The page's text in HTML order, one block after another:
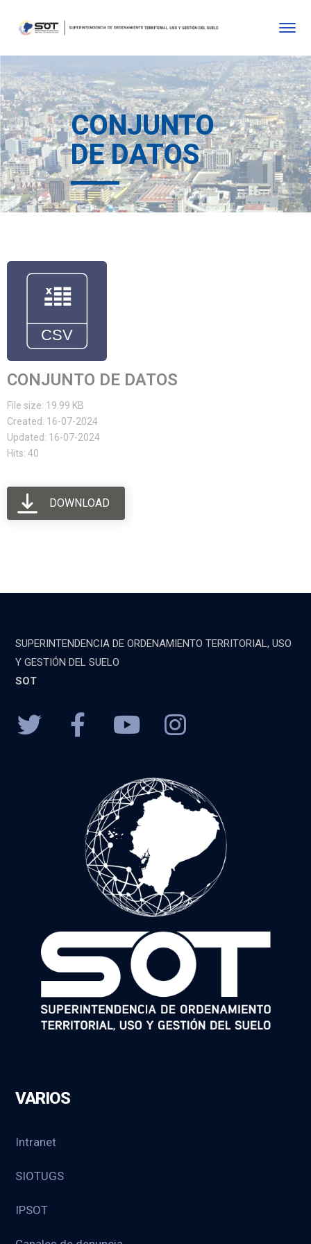
CONJUNTO
DE DATOS
CONJUNTO DE DATOS
File size: 19.99 KB
Created: 16-07-2024
Updated: 16-07-2024
Hits: 40
DOWNLOAD
SUPERINTENDENCIA DE ORDENAMIENTO TERRITORIAL, USO
Y GESTIÓN DEL SUELO
SOT
VARIOS
Intranet
SIOTUGS
IPSOT